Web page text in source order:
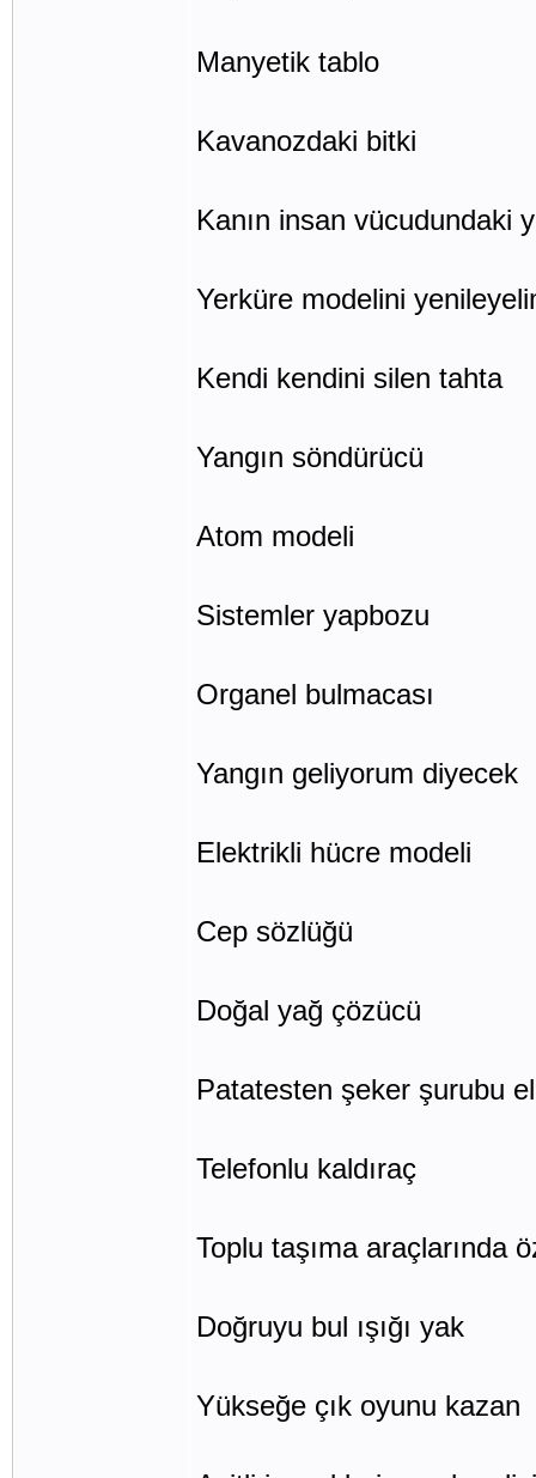
Manyetik tablo
Kavanozdaki bitki
Kanın insan vücudundaki
Yerküre modelini
Kendi kendini silen tahta
Yangın söndürücü
Atom modeli
Sistemler yapbozu
Organel bulmacası
Yangın geliyorum diyecek
Elektrikli hücre modeli
Cep sözlüğü
Doğal yağ çözücü
Patatesten şeker şurubu
Telefonlu kaldıraç
Toplu taşıma araçlarında
Doğruyu bul ışığı yak
Yükseğe çık oyunu kazan